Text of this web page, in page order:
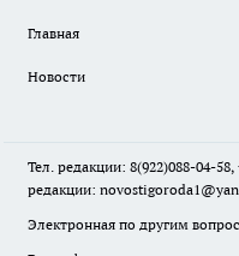
Главная
Новости
Тел. редакции: 8(922)088-04-
редакции:
Электронная по другим